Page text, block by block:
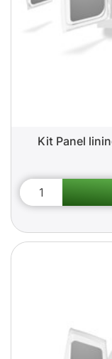
Kit Panel